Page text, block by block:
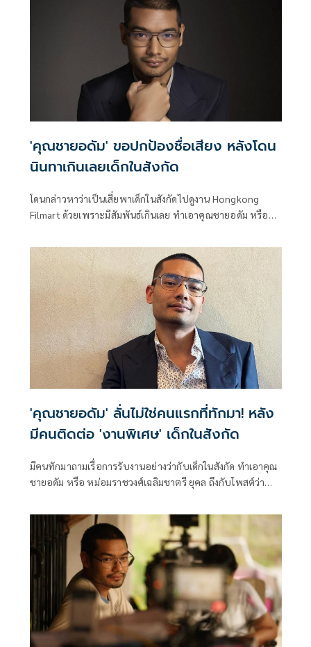
บอกออกมาเตือนด้วยความหวังดี ถ้าล้ำเส้นเกินไป อาจนำไปสู่
การแจ้งความอาญา ในขณะที่นักแสดงหนุ่ม โบท ไรวินทร์ ก็ได้
ออกมาโพสต์ข้อความแจ้งเตือนภัยให้ระวังถูกหลอกไปแคสงาน
'คุณชายอดัม' ขอปกป้องชื่อเสียง หลังโดน
นินทาเกินเลยเด็กในสังกัด
โดนกล่าวหาว่าเป็นเสี่ยพาเด็กในสังกัดไปดูงาน Hongkong
Filmart ด้วยเพราะมีสัมพันธ์เกินเลย ทำเอาคุณชายอดัม หรือ
เพื่อให้ทุกคนรับรู้ว่าตนไม่นิ่งเฉยกับการที่มีคนพูดว่าร้ายหรือ
นินทาในสิ่งที่ไม่ถูกต้อง
'คุณชายอดัม' ลั่นไม่ใช่คนแรกที่ทักมา! หลัง
มีคนติดต่อ 'งานพิเศษ' เด็กในสังกัด
มีคนทักมาถามเรื่อการรับงานอย่างว่ากับเด็กในสังกัด ทำเอาคุณ
ชายอดัม หรือ หม่อมราชวงศ์เฉลิมชาตรี ยุคล ถึงกับโพสต์ว่า
ในวงการเหมือนกัน ซึ่งตนก็ได้เตือนให้ระวังเพราะคนที่มีเงินและ
จ้างงานดังกล่าวก็อาจมีการคุยกัน